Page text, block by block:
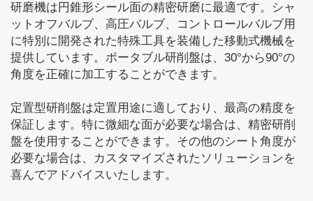
研磨機は円錐形シール面の精密研磨に最適です。シャ
ットオフバルブ、高圧バルブ、コントロールバルブ用
に特別に開発された特殊工具を装備した移動式機械を
提供しています。ポータブル研削盤は、30°から90°の
角度を正確に加工することができます。
定置型研削盤は定置用途に適しており、最高の精度を
保証します。特に微細な面が必要な場合は、精密研削
盤を使用することができます。その他のシート角度が
必要な場合は、カスタマイズされたソリューションを
喜んでアドバイスいたします。